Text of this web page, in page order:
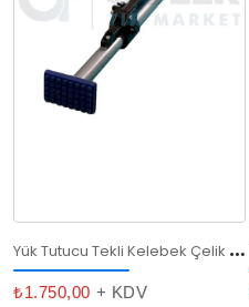
Y
ük Tutucu Tekli Kelebek Çelik (242 - 277 cm)
₺1.750,00 + KDV